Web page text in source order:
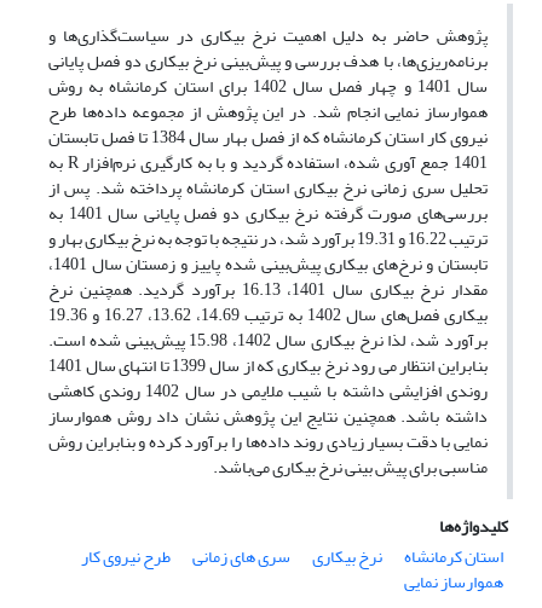
پژوهش حاضر به دلیل اهمیت نرخ بیکاری در سیاست‌گذاری‌ها و
برنامه‌ریزی‌ها، با هدف بررسی و پیش‌بینی نرخ بیکاری دو فصل پایانی
سال 1401 و چهار فصل سال 1402 برای استان کرمانشاه به روش‌
هموارساز نمایی انجام شد. در این پژوهش از مجموعه داده‌ها طرح
نیروی کار استان کرمانشاه که از فصل بهار سال 1384 تا فصل تابستان
1401 جمع آوری شده، استفاده گردید و با به کارگیری نرم‌افزار R به
تحلیل سری زمانی نرخ بیکاری استان کرمانشاه پرداخته شد. پس از
بررسی‌های صورت گرفته نرخ بیکاری دو فصل پایانی سال 1401 به
ترتیب 16.22 و 19.31 برآورد شد، در نتیجه با توجه به نرخ بیکاری بهار و
تابستان و نرخ‌های بیکاری پیش‌بینی شده پاییز و زمستان سال 1401،
مقدار نرخ بیکاری سال 1401، 16.13 برآورد گردید. همچنین نرخ
بیکاری فصل‌های سال 1402 به ترتیب 14.69، 13.62، 16.27 و 19.36
برآورد شد، لذا نرخ بیکاری سال 1402، 15.98 پیش‌بینی شده است.
بنابراین انتظار می رود نرخ بیکاری که از سال 1399 تا انتهای سال 1401
روندی افزایشی داشته با شیب ملایمی در سال 1402 روندی کاهشی
داشته باشد. همچنین نتایج این پژوهش نشان داد روش هموارساز
نمایی با دقت بسیار زیادی روند داده‌ها را برآورد کرده و بنابراین روش
مناسبی برای پیش بینی‌ نرخ بیکاری می‌باشد.
کلیدواژه‌ها
استان کرمانشاه
نرخ بیکاری سری های زمانی طرح نیروی کار
هموارساز نمایی